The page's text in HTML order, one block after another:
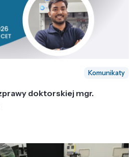
Komunikaty
doktorskiej mgr.